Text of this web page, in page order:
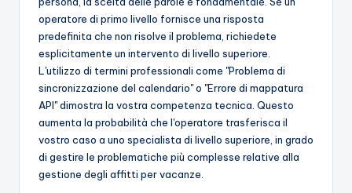
operatore di primo livello fornisce una risposta
predefinita che non risolve il problema, richiedete
esplicitamente un intervento di livello superiore.
L'utilizzo di termini professionali come "Problema di
sincronizzazione del calendario" o "Errore di mappatura
API" dimostra la vostra competenza tecnica. Questo
aumenta la probabilità che l'operatore trasferisca il
vostro caso a uno specialista di livello superiore, in grado
di gestire le problematiche più complesse relative alla
gestione degli affitti per vacanze.